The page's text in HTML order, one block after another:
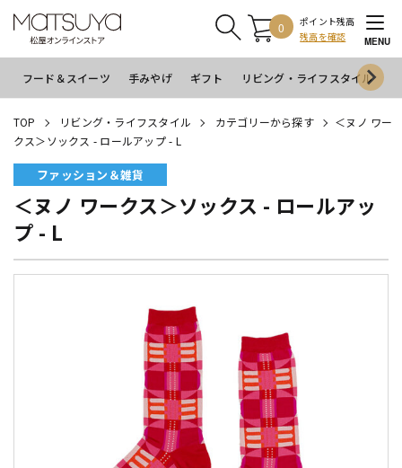
0
ポイント残高
残高を確認
MENU
フード＆スイーツ 手みやげ ギフト リビング・ライフスタイル
TOP リビング・ライフスタイル カテゴリーから探す
＜ヌノ ワー
クス＞ソックス - ロールアップ - L
ファッション＆雑貨
＜ヌノ ワークス＞ソックス - ロールアッ
プ - L